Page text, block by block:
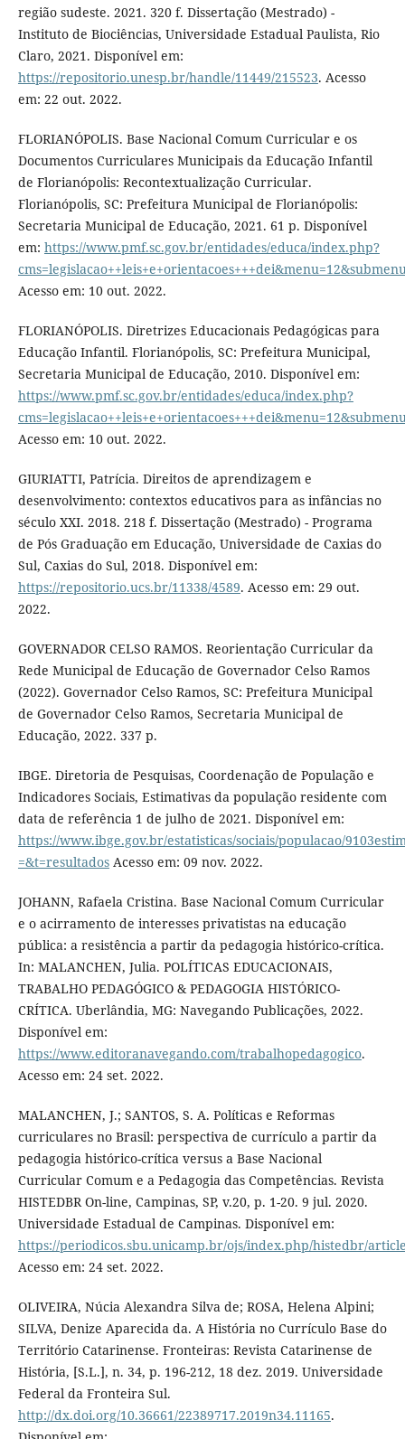
região sudeste. 2021. 320 f. Dissertação (Mestrado) -
Instituto de Biociências, Universidade Estadual Paulista, Rio
Claro, 2021. Disponível em:
https://repositorio.unesp.br/handle/11449/215523. Acesso
em: 22 out. 2022.
FLORIANÓPOLIS. Base Nacional Comum Curricular e os
Documentos Curriculares Municipais da Educação Infantil
de Florianópolis: Recontextualização Curricular.
Florianópolis, SC: Prefeitura Municipal de Florianópolis:
Secretaria Municipal de Educação, 2021. 61 p. Disponível
em: https://www.pmf.sc.gov.br/entidades/educa/index.php?
Acesso em: 10 out. 2022.
FLORIANÓPOLIS. Diretrizes Educacionais Pedagógicas para
Educação Infantil. Florianópolis, SC: Prefeitura Municipal,
Secretaria Municipal de Educação, 2010. Disponível em:
https://www.pmf.sc.gov.br/entidades/educa/index.php?
Acesso em: 10 out. 2022.
GIURIATTI, Patrícia. Direitos de aprendizagem e
desenvolvimento: contextos educativos para as infâncias no
século XXI. 2018. 218 f. Dissertação (Mestrado) - Programa
de Pós Graduação em Educação, Universidade de Caxias do
Sul, Caxias do Sul, 2018. Disponível em:
https://repositorio.ucs.br/11338/4589. Acesso em: 29 out.
2022.
GOVERNADOR CELSO RAMOS. Reorientação Curricular da
Rede Municipal de Educação de Governador Celso Ramos
(2022). Governador Celso Ramos, SC: Prefeitura Municipal
de Governador Celso Ramos, Secretaria Municipal de
Educação, 2022. 337 p.
IBGE. Diretoria de Pesquisas, Coordenação de População e
Indicadores Sociais, Estimativas da população residente com
data de referência 1 de julho de 2021. Disponível em:
https://www.ibge.gov.br/estatisticas/sociais/populacao/
=&t=resultadosAcesso em: 09 nov. 2022.
JOHANN, Rafaela Cristina. Base Nacional Comum Curricular
e o acirramento de interesses privatistas na educação
pública: a resistência a partir da pedagogia histórico-crítica.
In: MALANCHEN, Julia. POLÍTICAS EDUCACIONAIS,
TRABALHO PEDAGÓGICO & PEDAGOGIA HISTÓRICO-
CRÍTICA. Uberlândia, MG: Navegando Publicações, 2022.
Disponível em:
https://www.editoranavegando.com/trabalhopedagogico.
Acesso em: 24 set. 2022.
MALANCHEN, J.; SANTOS, S. A. Políticas e Reformas
curriculares no Brasil: perspectiva de currículo a partir da
pedagogia histórico-crítica versus a Base Nacional
Curricular Comum e a Pedagogia das Competências. Revista
HISTEDBR On-line, Campinas, SP, v.20, p. 1-20. 9 jul. 2020.
Universidade Estadual de Campinas. Disponível em:
https://periodicos.sbu.unicamp.br/ojs/index.php/histedbr/
Acesso em: 24 set. 2022.
OLIVEIRA, Núcia Alexandra Silva de; ROSA, Helena Alpini;
SILVA, Denize Aparecida da. A História no Currículo Base do
Território Catarinense. Fronteiras: Revista Catarinense de
História, [S.L.], n. 34, p. 196-212, 18 dez. 2019. Universidade
Federal da Fronteira Sul.
http://dx.doi.org/10.36661/22389717.2019n34.11165.